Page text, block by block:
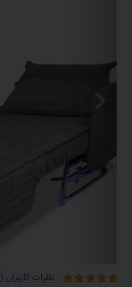
نظرات کاربران (9)